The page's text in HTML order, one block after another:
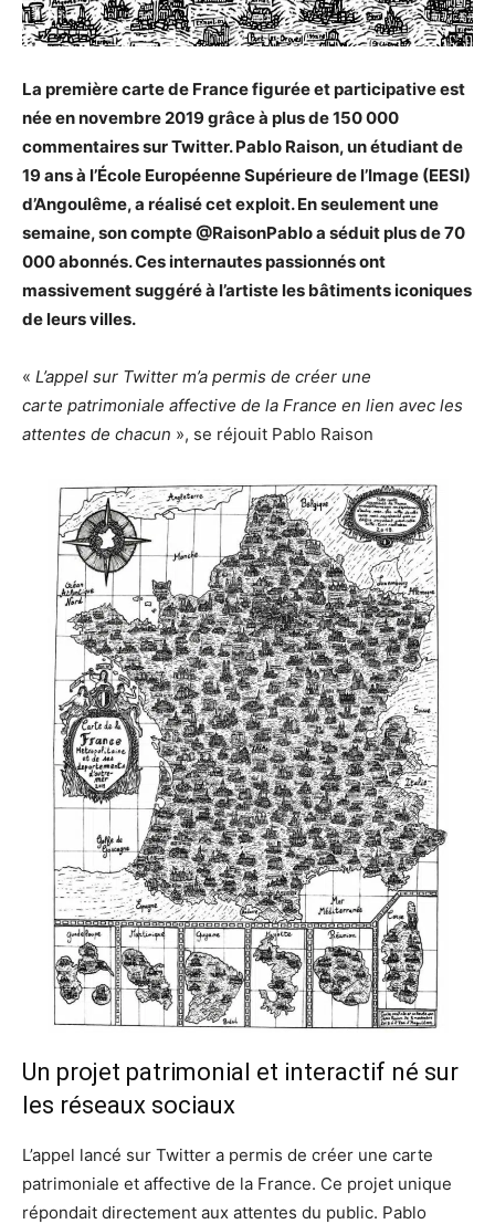
La première carte de France figurée et participative est
née en novembre 2019 grâce à plus de 150 000
commentaires sur Twitter. Pablo Raison, un étudiant de
19 ans à l’École Européenne Supérieure de l’Image (EESI)
d’Angoulême, a réalisé cet exploit. En seulement une
semaine, son compte @RaisonPablo a séduit plus de 70
000 abonnés. Ces internautes passionnés ont
massivement suggéré à l’artiste les bâtiments iconiques
de leurs villes.
« L’appel sur Twitter m’a permis de créer une
carte patrimoniale affective de la France en lien avec les
attentes de chacun », se réjouit Pablo Raison
Un projet patrimonial et interactif né sur
les réseaux sociaux
L’appel lancé sur Twitter a permis de créer une carte
patrimoniale et affective de la France. Ce projet unique
répondait directement aux attentes du public. Pablo